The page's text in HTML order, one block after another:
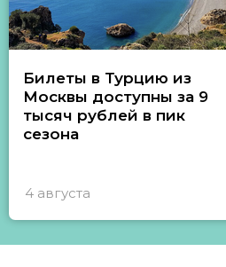
Билеты в Турцию из
Москвы доступны за 9
тысяч рублей в пик
сезона
4 августа